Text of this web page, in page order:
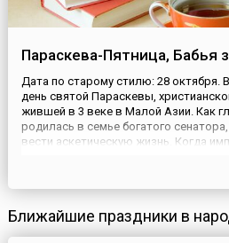
Параскева-Пятница, Бабья
Дата по старому стилю: 28 октября.
день святой Параскевы,
жившей в 3 веке в Малой Азии. Как
родилась в семье богатого
вести аскетическую жизнь. Когда
Ближайшие праздники в